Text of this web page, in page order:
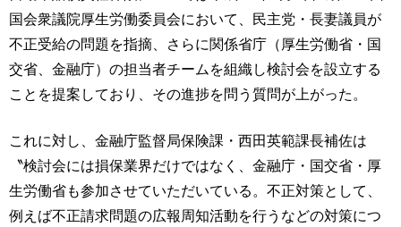
国会衆議院厚生労働委員会において、民主党・長妻議員が
不正受給の問題を指摘、さらに関係省庁（厚生労働省・国
交省、金融庁）の担当者チームを組織し検討会を設立する
ことを提案しており、その進捗を問う質問が上がった。
これに対し、金融庁監督局保険課・西田英範課長補佐は
〝検討会には損保業界だけではなく、金融庁・国交省・厚
生労働省も参加させていただいている。不正対策として、
例えば不正請求問題の広報周知活動を行うなどの対策につ